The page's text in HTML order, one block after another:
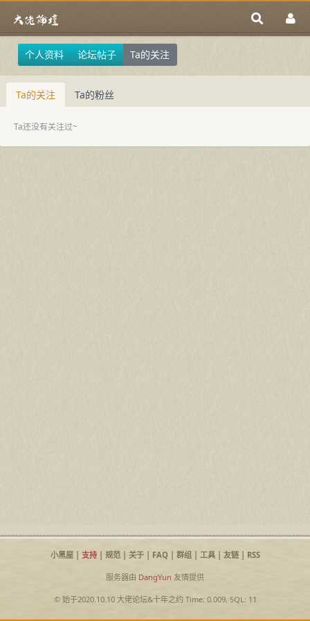
个人资料 论坛帖子 Ta的关注
Ta的关注 Ta的粉丝
Ta还没有关注过~
小黑屋| 支持| 规范| 关于| FAQ| 群组| 工具| 友链| RSS
服务器由 DangYun 友情提供
© 始于2020.10.10 大佬论坛&十年之约Time: 0.009, SQL: 11